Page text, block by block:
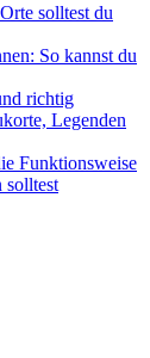
solltest du
So kannst du
richtig
Legenden
Funktionsweise
solltest